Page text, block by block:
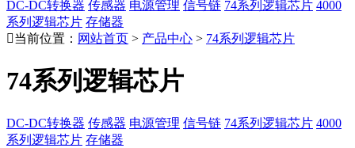
DC-DC转换器 传感器 电源管理 信号链 74系列逻辑芯片 4000
系列逻辑芯片 存储器
当前位置： 网站首页 > 产品中心 > 74系列逻辑芯片
74系列逻辑芯片
DC-DC转换器 传感器 电源管理 信号链 74系列逻辑芯片 4000
系列逻辑芯片 存储器